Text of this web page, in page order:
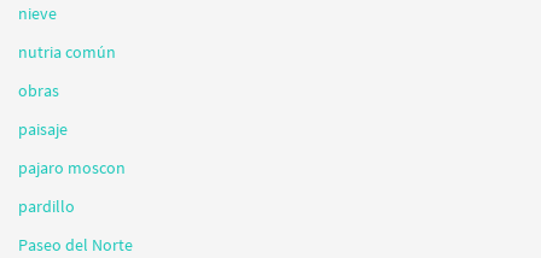
nieve
nutria común
obras
paisaje
pajaro moscon
pardillo
Paseo del Norte